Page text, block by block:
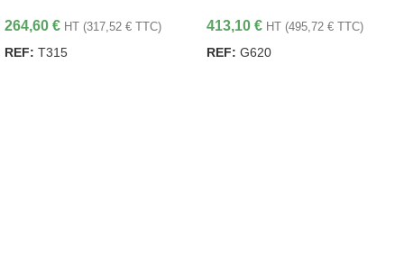
264,60 € HT (317,52 € TTC)
REF: T315
413,10 € HT (495,72 € TTC)
REF: G620